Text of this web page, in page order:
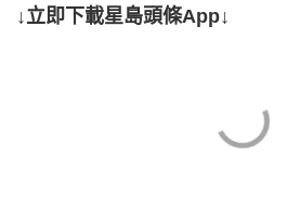
↓立即下載星島頭條App↓